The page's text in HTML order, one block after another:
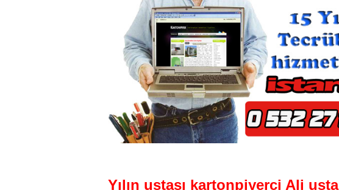
Yılın ustası kartonpiyerci Ali usta